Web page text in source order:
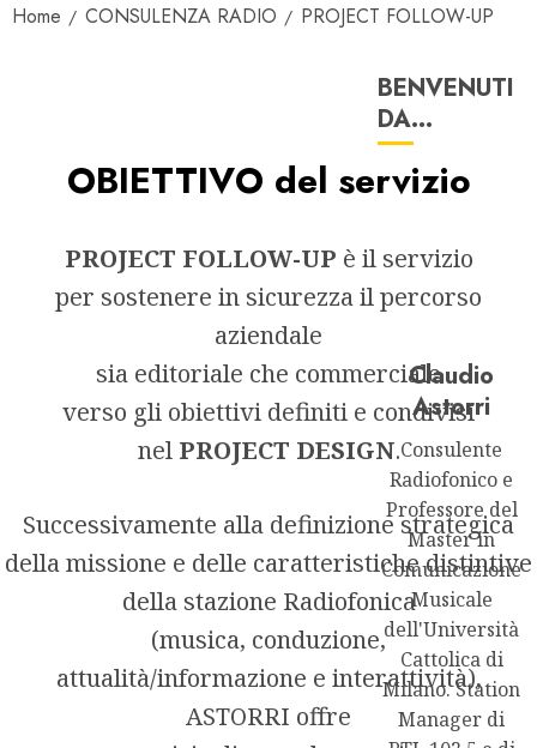
Home CONSULENZA RADIO PROJECT FOLLOW-UP
OBIETTIVO del servizio
PROJECT FOLLOW-UP è il servizio
per sostenere in sicurezza il percorso
aziendale
sia editoriale che commerciale
verso gli obiettivi definiti e condivisi
nel PROJECT DESIGN.
Successivamente alla definizione strategica
della missione e delle caratteristiche distintive
della stazione Radiofonica
(musica, conduzione,
attualità/informazione e interattività),
ASTORRI offre
BENVENUTI
DA…
Claudio
Astorri
Consulente
Radiofonico e
Professore del
Master in
Comunicazione
Musicale
dell'Università
Cattolica di
Milano. Station
Manager di